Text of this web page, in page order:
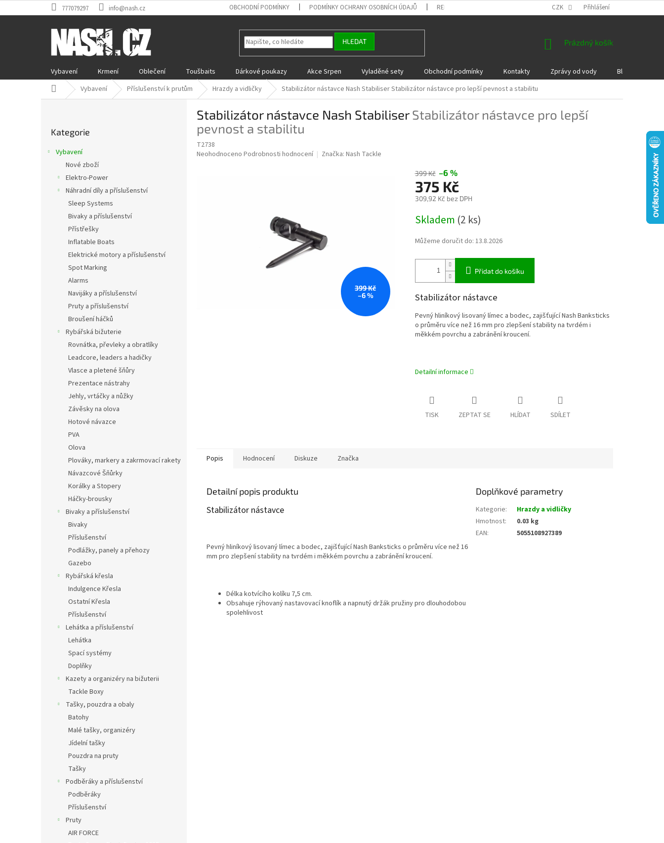
na
777079297 info@nash.cz OBCHODNÍ PODMÍNKY PODMÍNKY OCHRANY OSOBNÍCH ÚDAJŮ REKLAMACE A VRÁCENÍ ZBOŽÍ DÁRKOVÉ POUKAZY
CZK Přihlášení
HLEDAT
NÁKUPNÍ
Prázdný košík
Vybavení Krmení Oblečení Toušbaits Dárkové poukazy Akce Srpen Vyladěné sety Obchodní podmínky Kontakty Zprávy od vody Blog
Domů Vybavení Příslušenství k prutům Hrazdy a vidličky Stabilizátor nástavce Nash StabiliserStabilizátor nástavce pro lepší pevnost a stabilitu
kategorie
Kategorie
Vybavení
Nové zboží
Elektro-Power
Náhradní díly a příslušenství
Sleep Systems
Bivaky a příslušenství
Přístřešky
Inflatable Boats
Elektrické motory a příslušenství
Spot Marking
Alarms
Navijáky a příslušenství
Pruty a příslušenství
Broušení háčků
Rybářská bižuterie
Rovnátka, převleky a obratlíky
Leadcore, leaders a hadičky
Vlasce a pletené šňůry
Prezentace nástrahy
Jehly, vrtáčky a nůžky
Závěsky na olova
Hotové návazce
PVA
Olova
Plováky, markery a zakrmovací rakety
Návazcové Šňůrky
Korálky a Stopery
Háčky-brousky
Bivaky a příslušenství
Bivaky
Příslušenství
Podlážky, panely a přehozy
Gazebo
Rybářská křesla
Indulgence Křesla
Ostatní Křesla
Příslušenství
Lehátka a příslušenství
Lehátka
Spací systémy
Doplňky
Kazety a organizéry na bižuterii
Tackle Boxy
Tašky, pouzdra a obaly
Batohy
Malé tašky, organizéry
Jídelní tašky
Pouzdra na pruty
Tašky
Podběráky a příslušenství
Podběráky
Příslušenství
Pruty
AIR FORCE
Stabilizátor nástavce Nash StabiliserStabilizátor nástavce pro lepší
pevnost a stabilitu
T2738
Průměrné
Neohodnoceno Podrobnosti hodnocení Značka: Nash Tackle
399 Kč
–6 %
399 Kč –6 %
375 Kč
309,92 Kč bez DPH
cena:
Skladem (2 ks)
Můžeme doručit do: 13.8.2026
Přidat do košíku
Stabilizátor nástavce
Pevný hliníkový lisovaný límec a bodec, zajišťující Nash Banksticks
o průměru více než 16 mm pro zlepšení stability na tvrdém i
měkkém povrchu a zabránění kroucení.
Detailní informace
TISK ZEPTAT SE HLÍDAT SDÍLET
Popis Hodnocení Diskuze Značka
Detailní popis produktu
Stabilizátor nástavce
Pevný hliníkový lisovaný límec a bodec, zajišťující Nash Banksticks o průměru více než 16
mm pro zlepšení stability na tvrdém i měkkém povrchu a zabránění kroucení.
Délka kotvícího kolíku 7,5 cm.
Obsahuje rýhovaný nastavovací knoflík a napnutý držák pružiny pro dlouhodobou
spolehlivost
Doplňkové parametry
Kategorie:
Hrazdy a vidličky
Hmotnost:
0.03 kg
EAN: 5055108927389